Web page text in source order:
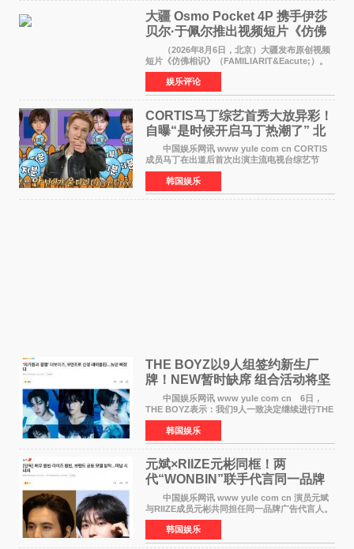
大疆 Osmo Pocket 4P 携手伊莎
贝尔·于佩尔推出视频短片《仿佛
相识》
（2026年8月6日，北京）大疆发布原创视频
短片《仿佛相识》（FAMILIARIT&Eacute;）。
视频短片由戛纳国际电影节最佳女演员伊莎贝尔·
于佩尔（Isabelle Huppert）主演，全程使用大
疆首款双主摄口
娱乐评论
CORTIS马丁综艺首秀大放异彩！
自曝“是时候开启马丁热潮了” 北
美巡演火热进行中
中国娱乐网讯 www yule com cn CORTIS
成员马丁在出道后首次出演主流电视台综艺节
目，展现了多才多艺的魅力。 马丁出演了5日
播出的MBC《Radio Star》Fashion与Passion
之间，I&lsquo;m
韩国娱乐
THE BOYZ以9人组签约新生厂
牌！NEW暂时缺席 组合活动将坚
定不移继续
中国娱乐网讯 www yule com cn 6日，
THE BOYZ表示：我们9人一致决定继续进行THE
BOYZ组合活动，并且已经完成了组合团体活动
签约。目前正在新生厂牌下进行活动准备。尚未
离开THE BOYZ原所
韩国娱乐
元斌×RIIZE元彬同框！两
代“WONBIN”联手代言同一品牌
颜值天花板合体
中国娱乐网讯 www yule com cn 演员元斌
与RIIZE成员元彬共同担任同一品牌广告代言人。
6日据独家报道，继演员元斌之后，RIIZE元彬最
近也被选为某在线中介平台A公司的共同广告代言
人，两人将作
韩国娱乐